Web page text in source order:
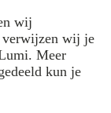
wij
verwijzen wij je
Meer
kun je